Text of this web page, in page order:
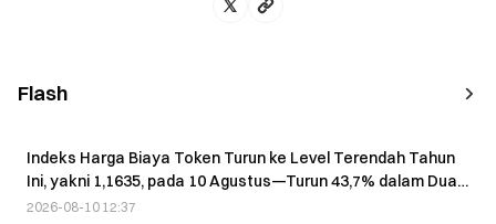
Flash
Indeks Harga Biaya Token Turun ke Level Terendah Tahun
Ini, yakni 1,1635, pada 10 Agustus—Turun 43,7% dalam Dua
Bulan
2026-08-10 12:37